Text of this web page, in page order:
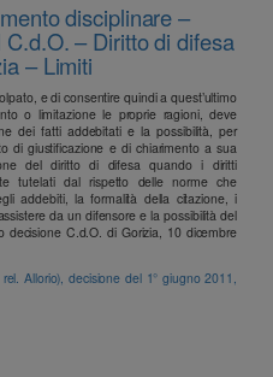
disciplinare –
– Diritto di difesa
– Limiti
e di consentire quindi a quest’ultimo
o limitazione le proprie ragioni, deve
dei fatti addebitati e la possibilità, per
di giustificazione e di chiarimento a sua
del diritto di difesa quando i diritti
tutelati dal rispetto delle norme che
addebiti, la formalità della citazione, i
da un difensore e la possibilità del
decisione C.d.O. di Gorizia, 10 dicembre
Allorio), decisione del 1° giugno 2011,